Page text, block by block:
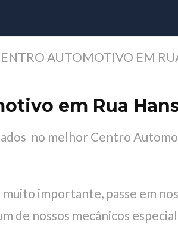
AUTOMOTIVO EM
em Rua
no melhor Centro
importante, passe em
de nossos mecânicos